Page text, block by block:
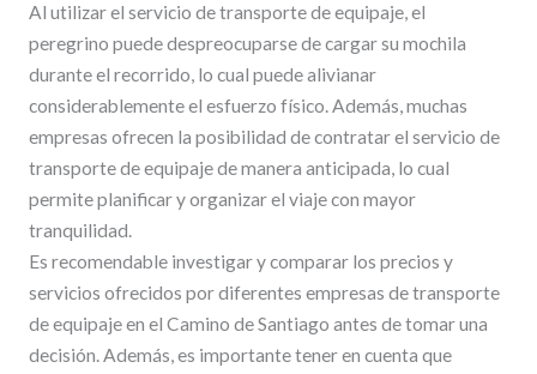
Al utilizar el servicio de transporte de equipaje, el
peregrino puede despreocuparse de cargar su mochila
durante el recorrido, lo cual puede alivianar
considerablemente el esfuerzo físico. Además, muchas
empresas ofrecen la posibilidad de contratar el servicio de
transporte de equipaje de manera anticipada, lo cual
permite planificar y organizar el viaje con mayor
tranquilidad.
Es recomendable investigar y comparar los precios y
servicios ofrecidos por diferentes empresas de transporte
de equipaje en el Camino de Santiago antes de tomar una
decisión. Además, es importante tener en cuenta que